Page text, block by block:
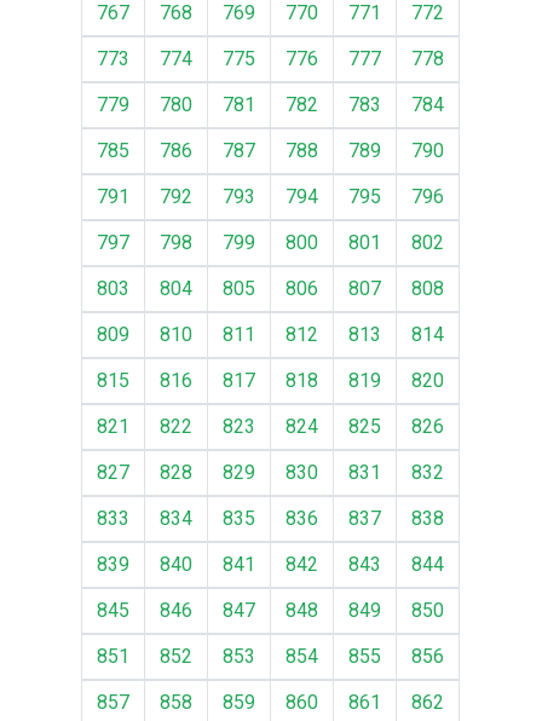
767
768 769 770 771
772
773
774 775 776 777
778
779
780 781 782 783
784
785
786 787 788 789
790
791
792 793 794 795
796
797
798 799 800 801
802
803
804 805 806 807
808
809
810 811 812 813
814
815
816 817 818 819
820
821
822 823 824 825
826
827
828 829 830 831
832
833
834 835 836 837
838
839
840 841 842 843
844
845
846 847 848 849
850
851
852 853 854 855
856
857
858 859 860 861 862